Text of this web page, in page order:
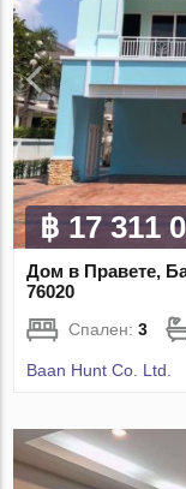
฿ 17 311
Дом в Правете,
76020
Спален:3
Baan Hunt Co. Ltd.